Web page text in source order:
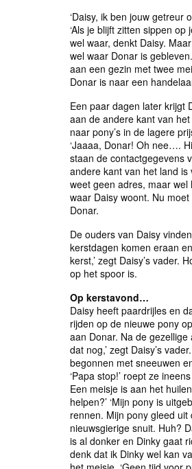
‘Daisy, ik ben jouw getreur
‘Als je blijft zitten sippen
wel waar, denkt Daisy.
wel waar Donar is
aan een gezin met twee
Donar is naar een
Een paar dagen later krijgt
aan de andere kant van
naar pony’s in de lagere
‘Jaaaa, Donar! Oh nee….
staan de contactgegevens
andere kant van het land
weet geen adres, maar
waar Daisy woont. Nu
Donar.
De ouders van Daisy
kerstdagen komen eraan
kerst,’ zegt Daisy’s vader.
op het spoor is.
Op kerstavond…
Daisy heeft paardrijles en
rijden op de nieuwe pony
aan Donar. Na de
dat nog,’ zegt Daisy’s
begonnen met sneeuwen
‘Papa stop!’ roept ze
Een meisje is aan het
helpen?’ ‘Mijn pony is
rennen. Mijn pony gleed
nieuwsgierige snuit. Huh?
is al donker en Dinky gaat
denk dat ik Dinky wel kan